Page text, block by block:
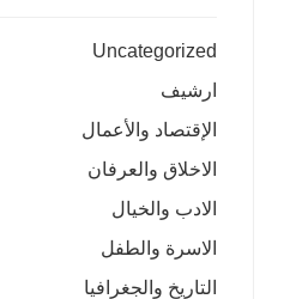
Uncategorized
ارشيف
الإقتصاد والأعمال
الاخلاق والعرفان
الادب والخيال
الاسرة والطفل
التاريخ والجغرافيا